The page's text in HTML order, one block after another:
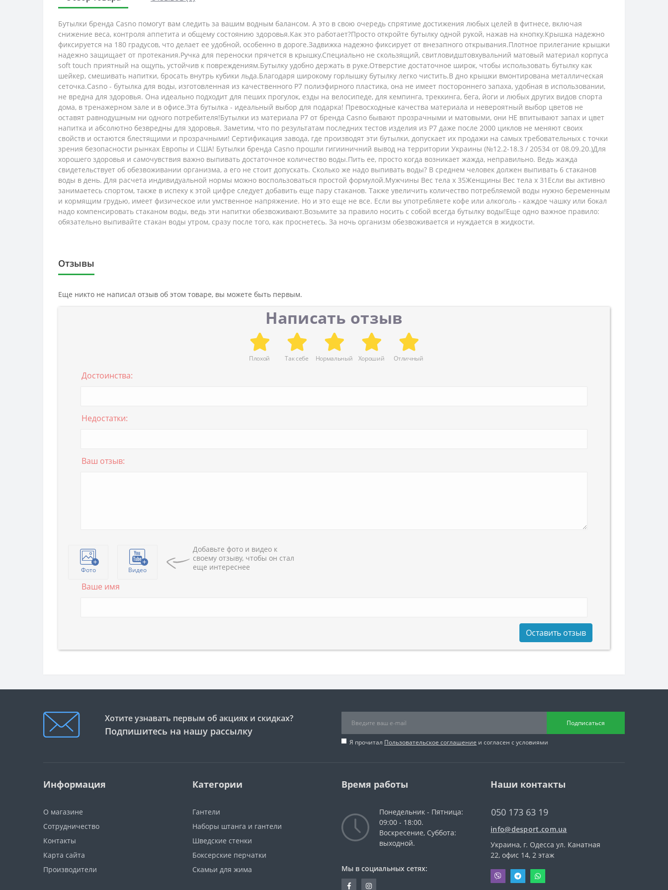
Бутылки бренда Casno помогут вам следить за вашим водным балансом. А это в свою очередь спрятиме достижения любых целей в фитнесе, включая
снижение веса, контроля аппетита и общему состоянию здоровья.Как это работает?Просто откройте бутылку одной рукой, нажав на кнопку.Крышка надежно
фиксируется на 180 градусов, что делает ее удобной, особенно в дороге.Задвижка надежно фиксирует от внезапного открывания.Плотное прилегание крышки
надежно защищает от протекания.Ручка для переноски прячется в крышку.Специально не скользящий, свитловидштовхувальний матовый материал корпуса
soft touch приятный на ощупь, устойчив к повреждениям.Бутылку удобно держать в руке.Отверстие достаточное широк, чтобы использовать бутылку как
шейкер, смешивать напитки, бросать внутрь кубики льда.Благодаря широкому горлышку бутылку легко чистить.В дно крышки вмонтирована металлическая
сеточка.Casno - бутылка для воды, изготовленная из качественного Р7 полиэфирного пластика, она не имеет постороннего запаха, удобная в использовании,
не вредна для здоровья. Она идеально подходит для пеших прогулок, езды на велосипеде, для кемпинга, треккинга, бега, йоги и любых других видов спорта
дома, в тренажерном зале и в офисе.Эта бутылка - идеальный выбор для подарка! Превосходные качества материала и невероятный выбор цветов не
оставят равнодушным ни одного потребителя!Бутылки из материала P7 от бренда Casno бывают прозрачными и матовыми, они НЕ впитывают запах и цвет
напитка и абсолютно безвредны для здоровья. Заметим, что по результатам последних тестов изделия из Р7 даже после 2000 циклов не меняют своих
свойств и остаются блестящими и прозрачными! Сертификация завода, где производят эти бутылки, допускает их продажи на самых требовательных с точки
зрения безопасности рынках Европы и США! Бутылки бренда Casno прошли гигииничний вывод на территории Украины (№12.2-18.3 / 20534 от 08.09.20.)Для
хорошего здоровья и самочувствия важно выпивать достаточное количество воды.Пить ее, просто когда возникает жажда, неправильно. Ведь жажда
свидетельствует об обезвоживании организма, а его не стоит допускать. Сколько же надо выпивать воды? В среднем человек должен выпивать 6 стаканов
воды в день. Для расчета индивидуальной нормы можно воспользоваться простой формулой.Мужчины Вес тела х 35Женщины Вес тела х 31Если вы активно
занимаетесь спортом, также в испеку к этой цифре следует добавить еще пару стаканов. Также увеличить количество потребляемой воды нужно беременным
и кормящим грудью, имеет физическое или умственное напряжение. Но и это еще не все. Если вы употребляете кофе или алкоголь - каждое чашку или бокал
надо компенсировать стаканом воды, ведь эти напитки обезвоживают.Возьмите за правило носить с собой всегда бутылку воды!Еще одно важное правило:
обязательно выпивайте стакан воды утром, сразу после того, как проснетесь. За ночь организм обезвоживается и нуждается в жидкости.
Отзывы
Еще никто не написал отзыв об этом товаре, вы можете быть первым.
Написать отзыв
Плохой Так себе Нормальный Хороший Отличный
Достоинства:
Недостатки:
Ваш отзыв:
Фото Видео
Добавьте фото и видео к
своему отзыву, чтобы он стал
еще интереснее
Ваше имя
Оставить отзыв
Хотите узнавать первым об акциях и скидках?
Подпишитесь на нашу рассылку
Подписаться
Я прочитал Пользовательское соглашение и согласен с условиями
Информация
О магазине
Сотрудничество
Контакты
Карта сайта
Производители
Категории
Гантели
Наборы штанга и гантели
Шведские стенки
Боксерские перчатки
Скамьи для жима
Время работы
Понедельник - Пятница:
09:00 - 18:00.
Воскресение, Суббота:
выходной.
Мы в социальных сетях:
Наши контакты
050 173 63 19
info@desport.com.ua
Украина, г. Одесса ул. Канатная
22, офис 14, 2 этаж